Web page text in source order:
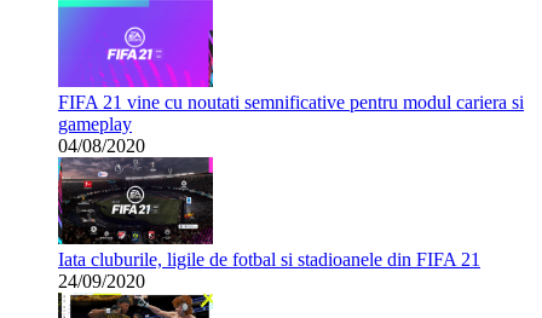
FIFA 21 vine cu noutati semnificative pentru modul cariera si
gameplay
04/08/2020
Iata cluburile, ligile de fotbal si stadioanele din FIFA 21
24/09/2020